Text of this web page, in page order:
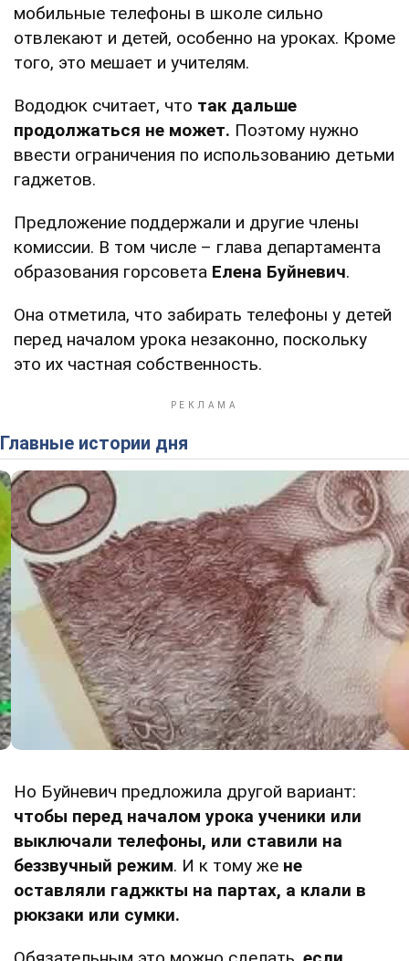
мобильные телефоны в школе сильно
отвлекают и детей, особенно на уроках. Кроме
того, это мешает и учителям.
Вододюк считает, что так дальше
продолжаться не может. Поэтому нужно
ввести ограничения по использованию детьми
гаджетов.
Предложение поддержали и другие члены
комиссии. В том числе – глава департамента
образования горсовета Елена Буйневич.
Она отметила, что забирать телефоны у детей
перед началом урока незаконно, поскольку
это их частная собственность.
Главные истории дня
Но Буйневич предложила другой вариант:
чтобы перед началом урока ученики или
выключали телефоны, или ставили на
беззвучный режим. И к тому же не
оставляли гаджкты на партах, а клали в
рюкзаки или сумки.